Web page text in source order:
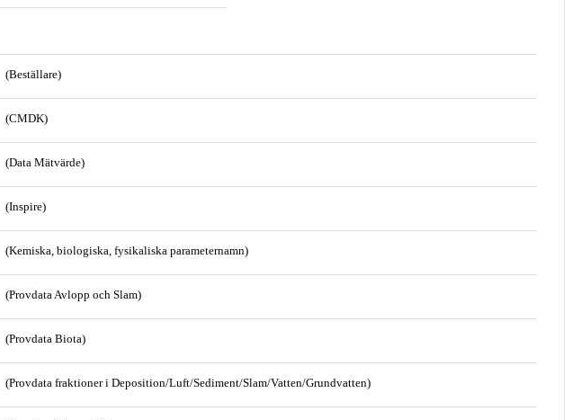
(Beställare)
(CMDK)
(Data Mätvärde)
(Inspire)
(Kemiska, biologiska, fysikaliska parameternamn)
(Provdata Avlopp och Slam)
(Provdata Biota)
(Provdata fraktioner i Deposition/Luft/Sediment/Slam/Vatten/Grundvatten)